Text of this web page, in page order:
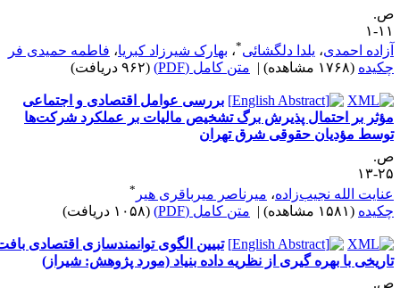
۱
احمدی،یلدا دلگشائی ،بهارک شیرزاد کبریا ،فاطمه حمیدی فر
(۱۷۶۸ مشاهده) | متن کامل (PDF) (۹۶۲ دریافت)
بررسی عوامل اقتصادی و اجتماعی
بر احتمال پذیرش برگ تشخیص مالیات بر عملکرد شرکت‌ها
مؤدیان حقوقی شرق تهران
۱۳
الله نجیب‌زاده،میرناصر میرباقری هیر
(۱۵۸۱ مشاهده) | متن کامل (PDF) (۱۰۵۸ دریافت)
تبیین الگوی توانمندسازی اقتصادی بافت
با بهره گیری از نظریه داده بنیاد (مورد پژوهش: شیراز)